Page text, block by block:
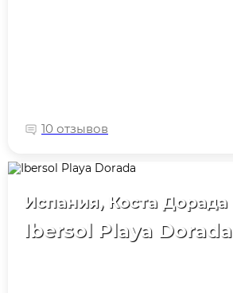
10 отзывов
Испания, Коста Дорада
Ibersol Playa Dorada